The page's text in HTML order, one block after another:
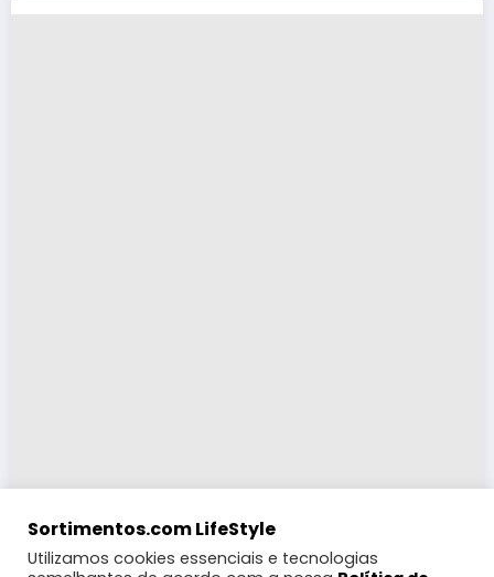
Sortimentos.com LifeStyle
Utilizamos cookies essenciais e tecnologias